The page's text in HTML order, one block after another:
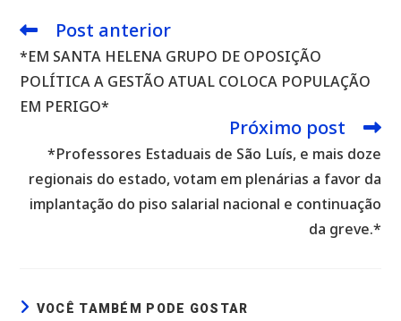
Leia
artigos
Post anterior
*EM SANTA HELENA GRUPO DE OPOSIÇÃO
POLÍTICA A GESTÃO ATUAL COLOCA POPULAÇÃO
EM PERIGO*
Próximo post
*Professores Estaduais de São Luís, e mais doze
regionais do estado, votam em plenárias a favor da
implantação do piso salarial nacional e continuação
da greve.*
VOCÊ TAMBÉM PODE GOSTAR